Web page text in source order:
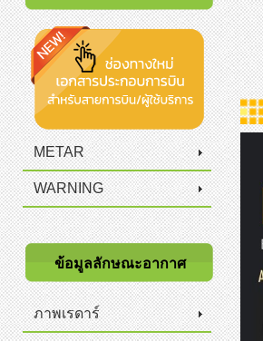
METAR
WARNING
ข้อมูลลักษณะอากาศ
ภาพเรดาร์